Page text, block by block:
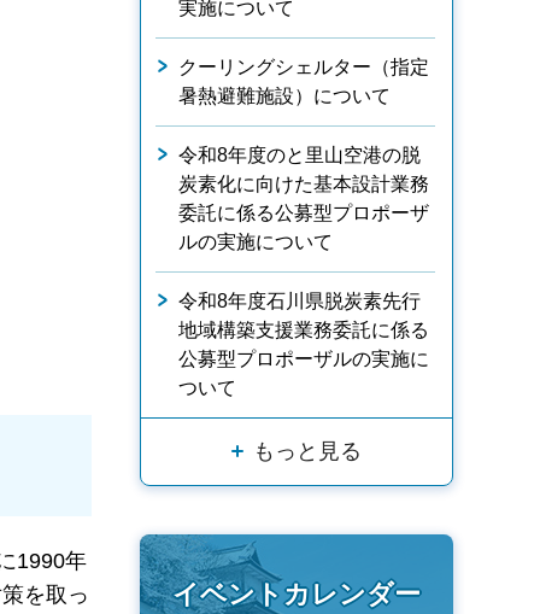
1990年
を取っ
実施について
クーリングシェルター（指定
暑熱避難施設）について
令和8年度のと里山空港の脱
炭素化に向けた基本設計業務
委託に係る公募型プロポーザ
ルの実施について
令和8年度石川県脱炭素先行
地域構築支援業務委託に係る
公募型プロポーザルの実施に
ついて
もっと見る
イベントカレンダー